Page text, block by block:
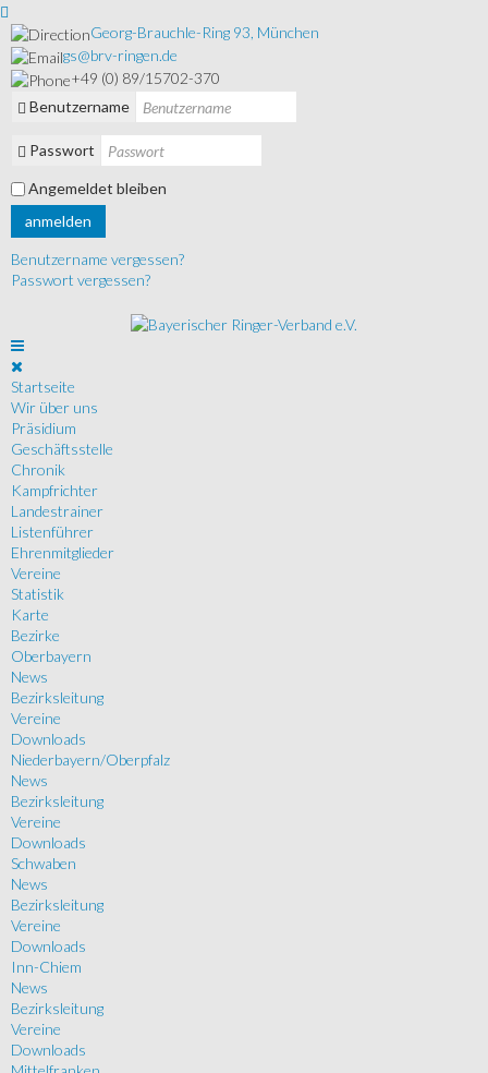
Georg-Brauchle-Ring 93, München
gs@brv-ringen.de
+49 (0) 89/15702-370
Benutzername
Passwort
Angemeldet bleiben
anmelden
Benutzername vergessen?
Passwort vergessen?
Startseite
Wir über uns
Präsidium
Geschäftsstelle
Chronik
Kampfrichter
Landestrainer
Listenführer
Ehrenmitglieder
Vereine
Statistik
Karte
Bezirke
Oberbayern
News
Bezirksleitung
Vereine
Downloads
Niederbayern/Oberpfalz
News
Bezirksleitung
Vereine
Downloads
Schwaben
News
Bezirksleitung
Vereine
Downloads
Inn-Chiem
News
Bezirksleitung
Vereine
Downloads